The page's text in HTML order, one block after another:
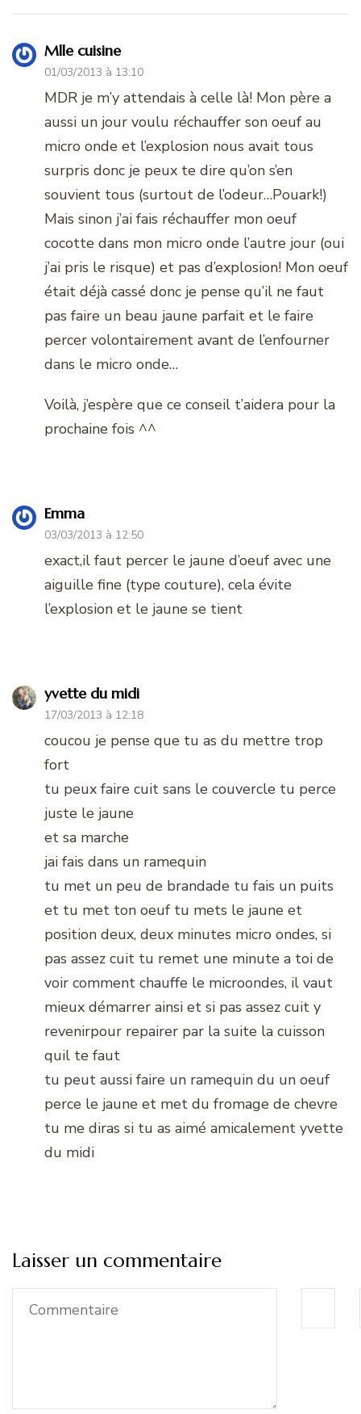
Mlle cuisine
01/03/2013 à 13:10
MDR je m’y attendais à celle là! Mon père a
aussi un jour voulu réchauffer son oeuf au
micro onde et l’explosion nous avait tous
surpris donc je peux te dire qu’on s’en
souvient tous (surtout de l’odeur…Pouark!)
Mais sinon j’ai fais réchauffer mon oeuf
cocotte dans mon micro onde l’autre jour (oui
j’ai pris le risque) et pas d’explosion! Mon oeuf
était déjà cassé donc je pense qu’il ne faut
pas faire un beau jaune parfait et le faire
percer volontairement avant de l’enfourner
dans le micro onde…
Voilà, j’espère que ce conseil t’aidera pour la
prochaine fois ^^
Emma
03/03/2013 à 12:50
exact,il faut percer le jaune d’oeuf avec une
aiguille fine (type couture), cela évite
l’explosion et le jaune se tient
yvette du midi
17/03/2013 à 12:18
coucou je pense que tu as du mettre trop
fort
tu peux faire cuit sans le couvercle tu perce
juste le jaune
et sa marche
jai fais dans un ramequin
tu met un peu de brandade tu fais un puits
et tu met ton oeuf tu mets le jaune et
position deux, deux minutes micro ondes, si
pas assez cuit tu remet une minute a toi de
voir comment chauffe le microondes, il vaut
mieux démarrer ainsi et si pas assez cuit y
revenirpour repairer par la suite la cuisson
quil te faut
tu peut aussi faire un ramequin du un oeuf
perce le jaune et met du fromage de chevre
tu me diras si tu as aimé amicalement yvette
du midi
Laisser un commentaire